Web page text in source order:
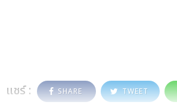
แชร์ : SHARE TWEET